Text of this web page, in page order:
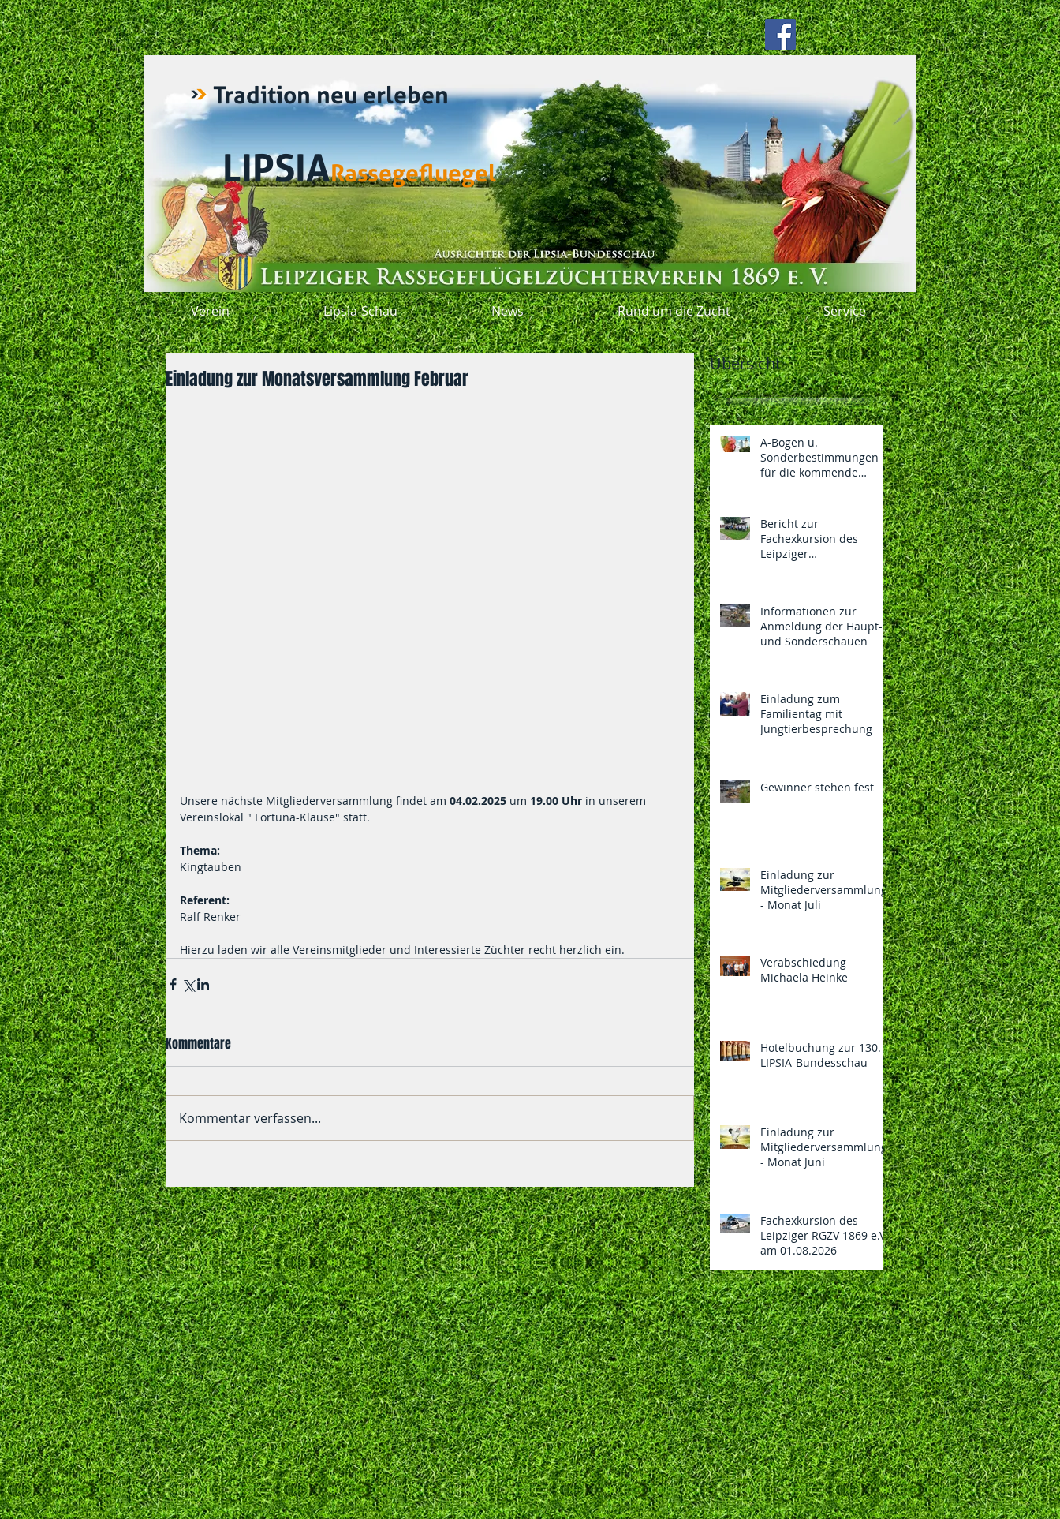
LIPSIARassegefluegel
Tradition neu erleben
Verein Lipsia-Schau News Rund um die Zucht Service
Einladung zur Monatsversammlung Februar
Unsere nächste Mitgliederversammlung findet am 04.02.2025 um 19.00 Uhr in unserem
Vereinslokal " Fortuna-Klause" statt.
Thema:
Kingtauben
Referent:
Ralf Renker
Hierzu laden wir alle Vereinsmitglieder und Interessierte Züchter recht herzlich ein.
Kommentare
Kommentar verfassen...
Übersicht
A-Bogen u.
Sonderbestimmungen
für die kommende
130.LIPSIA-Bundesschau
und 108. Nationalen des
BDRG vom
04.-06.12.2026 in
Vorbereitung
Bericht zur
Fachexkursion des
Leipziger
Rassegeflügelzüchterver
Informationen zur
Anmeldung der Haupt-
und Sonderschauen
Einladung zum
Familientag mit
Jungtierbesprechung
Gewinner stehen fest
Einladung zur
Mitgliederversammlung
- Monat Juli
Verabschiedung
Michaela Heinke
Hotelbuchung zur 130.
LIPSIA-Bundesschau
Einladung zur
Mitgliederversammlung
- Monat Juni
Fachexkursion des
Leipziger RGZV 1869 e.V.
am 01.08.2026